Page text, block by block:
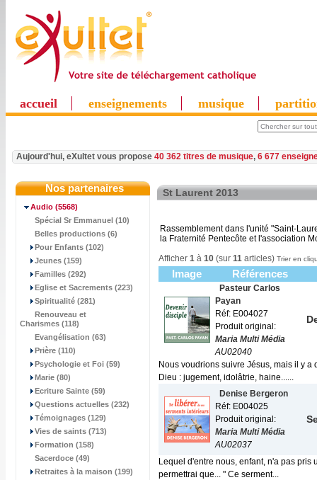
accueil enseignements musique
Aujourd'hui, eXultet vous propose 40 362 titres de musique, 6 677
Nos partenaires
Audio (5568)
Spécial Sr Emmanuel (10)
Belles productions (6)
Pour Enfants (102)
Jeunes (159)
Familles (292)
Eglise et Sacrements (223)
Spiritualité (281)
Renouveau et
Charismes (118)
Evangélisation (63)
Prière (110)
Psychologie et Foi (59)
Marie (80)
Ecriture Sainte (59)
Questions actuelles (232)
Témoignages (129)
Vies de saints (713)
Formation (158)
Sacerdoce (49)
Retraites à la maison (199)
St Laurent 2013
Rassemblement dans l'unité "Saint-
la Fraternité Pentecôte et l'association
Afficher 1 à 10 (sur 11 articles) Trier en
Image Références
Pasteur Carlos
Payan
Réf: E004027
Produit original:
Maria Multi Média
AU02040
Nous voudrions suivre Jésus, mais il y
Dieu : jugement, idolâtrie, haine......
Denise Bergeron
Réf: E004025
Produit original:
Maria Multi Média
AU02037
Lequel d'entre nous, enfant, n'a pas
permettrai que... " Ce serment...